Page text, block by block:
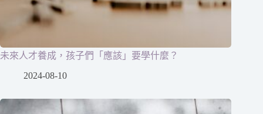
未來人才養成，孩子們「應該」要學什麼？
2024-08-10